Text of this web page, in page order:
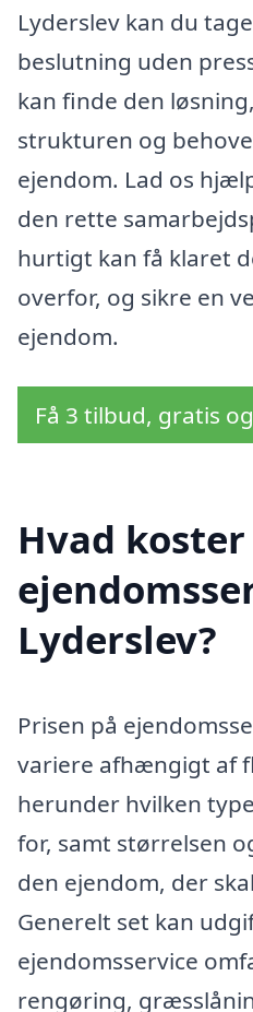
Lyderslev kan du
beslutning uden
kan finde den
strukturen og
ejendom. Lad os
den rette
hurtigt kan få klaret
overfor, og sikre en
ejendom.
Få 3 tilbud, gratis
Hvad koster
Lyderslev?
Prisen på
variere afhængigt af
herunder hvilken
for, samt størrelsen
den ejendom, der
Generelt set kan
ejendomsservice
rengøring,